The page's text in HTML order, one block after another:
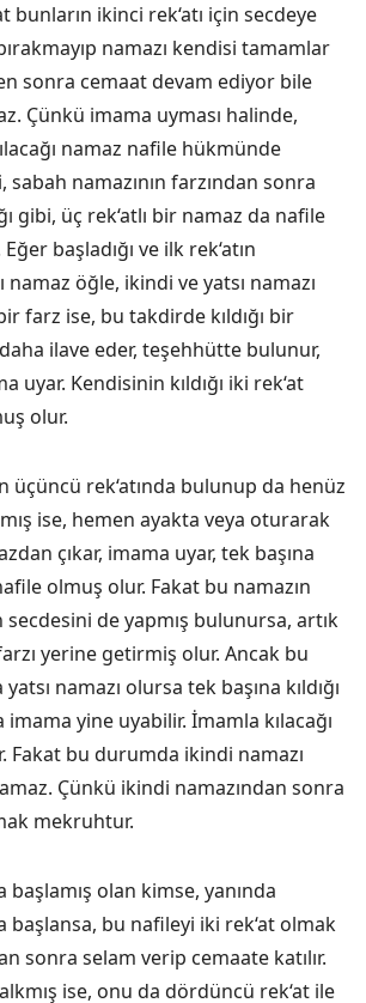
bunların ikinci rek‘atı için secdeye
namazı kendisi tamamlar
sonra cemaat devam ediyor bile
Çünkü imama uyması halinde,
namaz nafile hükmünde
sabah namazının farzından sonra
gibi, üç rek‘atlı bir namaz da nafile
başladığı ve ilk rek‘atın
namaz öğle, ikindi ve yatsı namazı
farz ise, bu takdirde kıldığı bir
ilave eder, teşehhütte bulunur,
uyar. Kendisinin kıldığı iki rek‘at
olur.
üçüncü rek‘atında bulunup da henüz
ise, hemen ayakta veya oturarak
çıkar, imama uyar, tek başına
olmuş olur. Fakat bu namazın
secdesini de yapmış bulunursa, artık
yerine getirmiş olur. Ancak bu
namazı olursa tek başına kıldığı
yine uyabilir. İmamla kılacağı
Fakat bu durumda ikindi namazı
Çünkü ikindi namazından sonra
mekruhtur.
olan kimse, yanında
başlansa, bu nafileyi iki rek‘at olmak
sonra selam verip cemaate katılır.
ise, onu da dördüncü rek‘at ile